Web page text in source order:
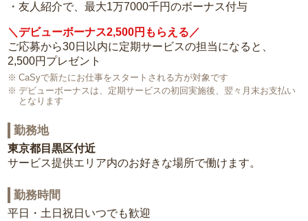
・友人紹介で、最大1万7000千円のボーナス付与
＼デビューボーナス2,500円もらえる／
ご応募から30日以内に定期サービスの担当になると、
2,500円プレゼント
CaSyで新たにお仕事をスタートされる方が対象です
デビューボーナスは、定期サービスの初回実施後、翌々月末お支払い
となります
勤務地
東京都目黒区付近
サービス提供エリア内のお好きな場所で働けます。
勤務時間
平日・土日祝日いつでも歓迎